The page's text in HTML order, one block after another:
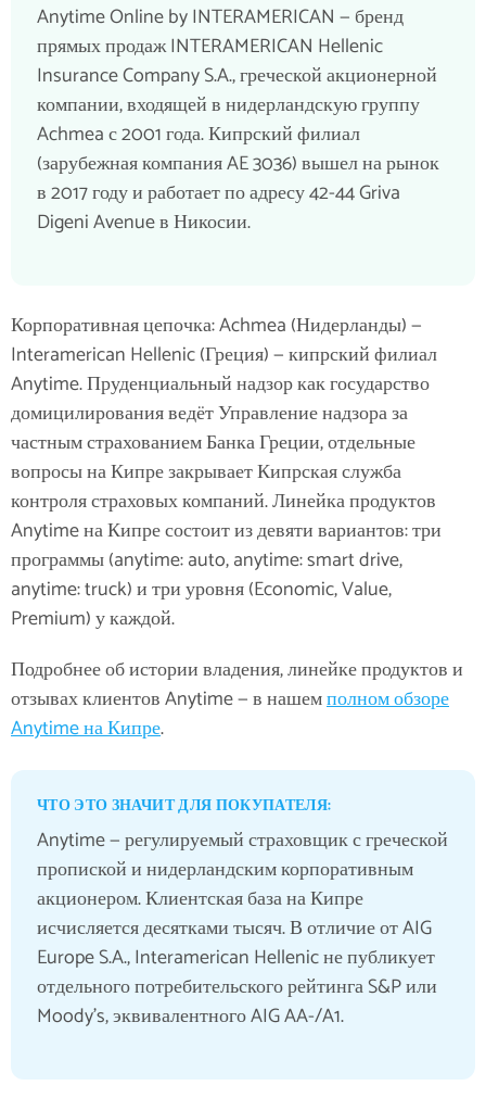
Anytime Online by INTERAMERICAN — бренд
прямых продаж INTERAMERICAN Hellenic
Insurance Company S.A., греческой акционерной
компании, входящей в нидерландскую группу
Achmea с 2001 года. Кипрский филиал
(зарубежная компания AE 3036) вышел на рынок
в 2017 году и работает по адресу 42-44 Griva
Digeni Avenue в Никосии.
Корпоративная цепочка: Achmea (Нидерланды) —
Interamerican Hellenic (Греция) — кипрский филиал
Anytime. Пруденциальный надзор как государство
домицилирования ведёт Управление надзора за
частным страхованием Банка Греции, отдельные
вопросы на Кипре закрывает Кипрская служба
контроля страховых компаний.Линейка продуктов
Anytime на Кипресостоит из девяти вариантов: три
программы (anytime: auto, anytime: smart drive,
anytime: truck) и три уровня (Economic, Value,
Premium) у каждой.
Подробнее об истории владения, линейке продуктов и
отзывах клиентов Anytime — в нашемполном обзоре
Anytime на Кипре.
ЧТО ЭТО ЗНАЧИТ ДЛЯ ПОКУПАТЕЛЯ:
Anytime — регулируемый страховщик с греческой
пропиской и нидерландским корпоративным
акционером. Клиентская база на Кипре
исчисляется десятками тысяч. В отличие от AIG
Europe S.A., Interamerican Hellenic не публикует
отдельного потребительского рейтинга S&P или
Moody's, эквивалентного AIG AA-/A1.